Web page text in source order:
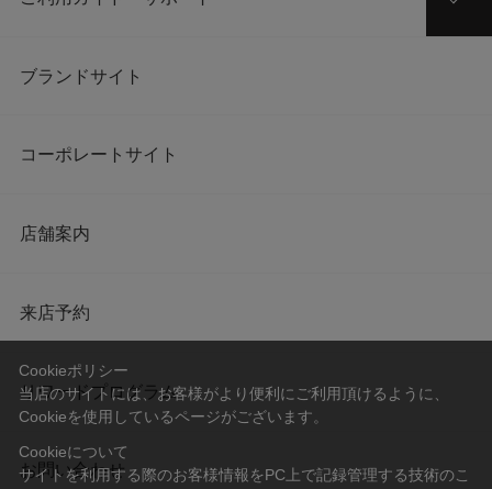
ブランドサイト
コーポレートサイト
店舗案内
来店予約
リワードプログラム
お問い合わせ
Cookieポリシー
当店のサイトには、お客様がより便利にご利用頂けるように、
Cookieを使用しているページがございます。
Cookieについて
サイトを利用する際のお客様情報をPC上で記録管理する技術のこ